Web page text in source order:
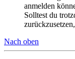
anmelden
Solltest du
Nach oben